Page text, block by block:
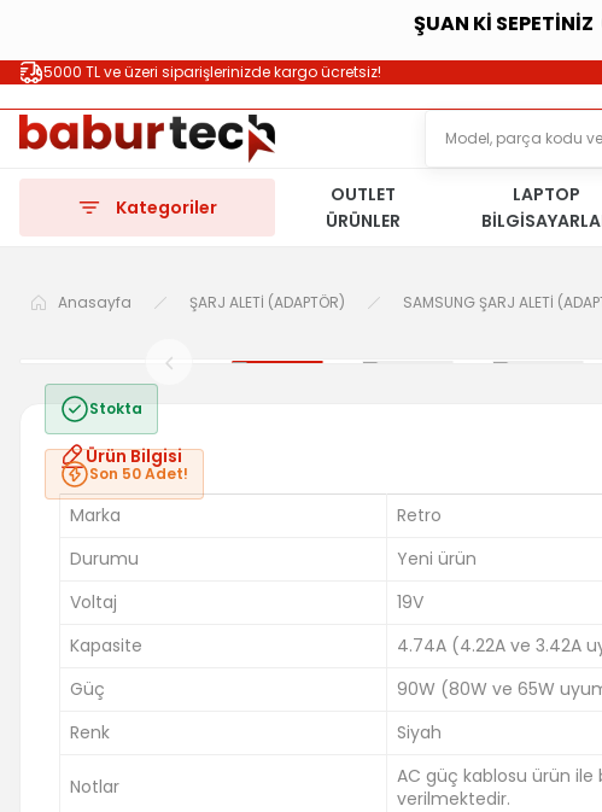
ŞUAN Kİ
5000 TL ve üzeri siparişlerinizde kargo ücretsiz!
Kategoriler
OUTLET
ÜRÜNLER
LAPTOP
Anasayfa ŞARJ ALETİ (ADAPTÖR) SAMSUNG ŞARJ ALETİ
Stokta
Son 50 Adet!
Ürün Bilgisi
Marka
Retro
Durumu
Yeni ürün
Voltaj
19V
Kapasite
4.74A (4.22A ve 3.42A
Güç
90W (80W ve 65W
Renk
Siyah
Notlar
AC güç kablosu ürün
verilmektedir.